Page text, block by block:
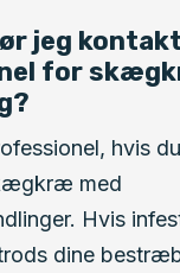
jeg
for
hvis
med
Hvis
dine